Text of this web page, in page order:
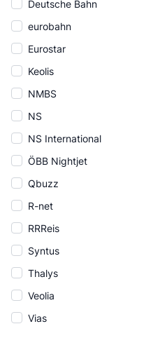
Deutsche Bahn
eurobahn
Eurostar
Keolis
NMBS
NS
NS International
ÖBB Nightjet
Qbuzz
R-net
RRReis
Syntus
Thalys
Veolia
Vias